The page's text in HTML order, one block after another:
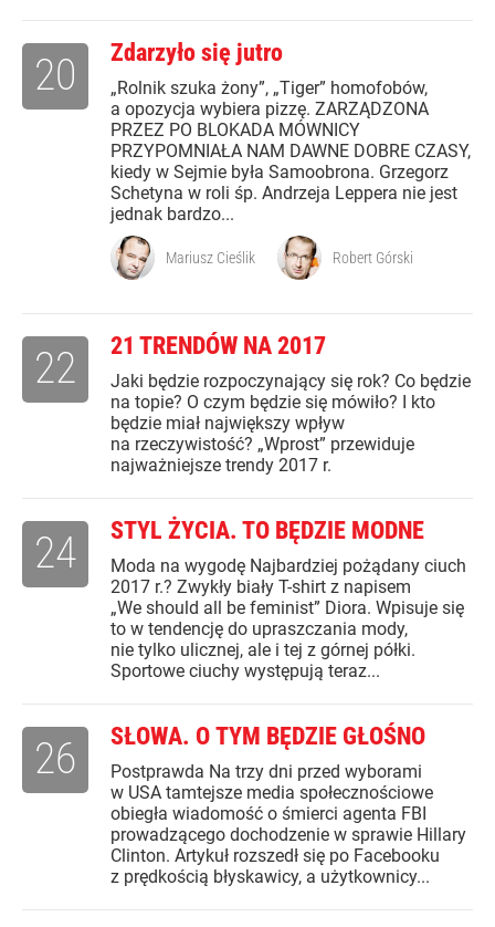
Zdarzyło się jutro
„Rolnik szuka żony”, „Tiger” homofobów,
a opozycja wybiera pizzę. ZARZĄDZONA
PRZEZ PO BLOKADA MÓWNICY
PRZYPOMNIAŁA NAM DAWNE DOBRE CZASY,
kiedy w Sejmie była Samoobrona. Grzegorz
Schetyna w roli śp. Andrzeja Leppera nie jest
jednak bardzo...
20
Mariusz Cieślik Robert Górski
21 TRENDÓW NA 2017
Jaki będzie rozpoczynający się rok? Co będzie
na topie? O czym będzie się mówiło? I kto
będzie miał największy wpływ
na rzeczywistość? „Wprost” przewiduje
najważniejsze trendy 2017 r.
22
STYL ŻYCIA. TO BĘDZIE MODNE
Moda na wygodę Najbardziej pożądany ciuch
2017 r.? Zwykły biały T-shirt z napisem
„We should all be feminist” Diora. Wpisuje się
to w tendencję do upraszczania mody,
nie tylko ulicznej, ale i tej z górnej półki.
Sportowe ciuchy występują teraz...
24
SŁOWA. O TYM BĘDZIE GŁOŚNO
Postprawda Na trzy dni przed wyborami
w USA tamtejsze media społecznościowe
obiegła wiadomość o śmierci agenta FBI
prowadzącego dochodzenie w sprawie Hillary
Clinton. Artykuł rozszedł się po Facebooku
z prędkością błyskawicy, a użytkownicy...
26